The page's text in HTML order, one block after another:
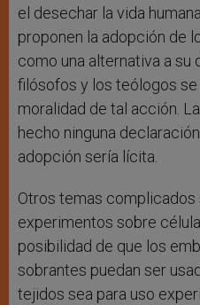
el desechar la vida
proponen la adopción de
como una alternativa a su
filósofos y los teólogos
moralidad de tal acción.
hecho ninguna
adopción sería lícita.
Otros temas
experimentos sobre
posibilidad de que los
sobrantes puedan ser
tejidos sea para uso